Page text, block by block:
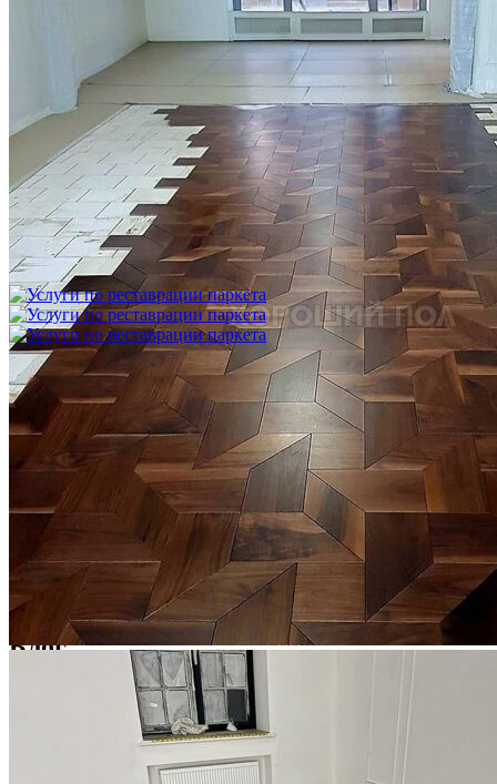
Укладка модульного паркета с финишным покрытием на
фанеру
3 600 ₽
Услуги по реставрации паркета
1 500 ₽
Блог
Интересные статьи о паркете Coswick
ВИДЕО-ИНСТРУКЦИЯ: Реставрация царапин. Полы,